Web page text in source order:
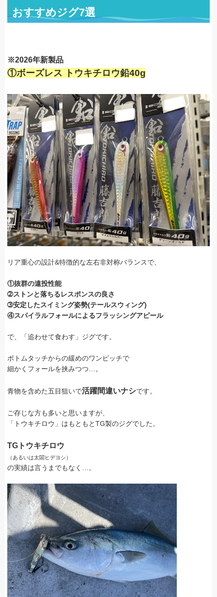
おすすめジグ7選
※2026年新製品
①ボーズレス トウキチロウ鉛40g
リア重心の設計&特徴的な左右非対称バランスで、
①抜群の遠投性能
➁ストンと落ちるレスポンスの良さ
➂安定したスイミング姿勢(テールスウィング)
④スパイラルフォールによるフラッシングアピール
で、「追わせて食わす」ジグです。
ボトムタッチからの緩めのワンピッチで
細かくフォールを挟みつつ…。
青物を含めた五目狙いで活躍間違いナシです。
ご存じな方も多いと思いますが、
「トウキチロウ」はもともとTG製のジグでした。
TGトウキチロウ
（あるいは太閤ヒデヨシ）
の実績は言うまでもなく…。